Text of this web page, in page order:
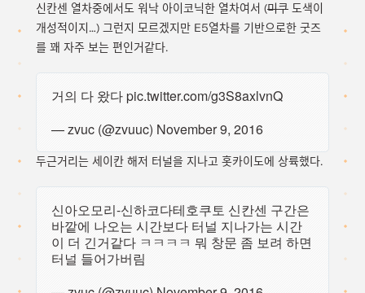
신칸센 열차중에서도 워낙 아이코닉한 열차여서 (미쿠 도색이
개성적이지…) 그런지 모르겠지만 E5열차를 기반으로한 굿즈
를 꽤 자주 보는 편인거같다.
거의 다 왔다pic.twitter.com/g3S8axlvnQ
— zvuc (@zvuuc) November 9, 2016
두근거리는 세이칸 해저 터널을 지나고 홋카이도에 상륙했다.
신아오모리-신하코다테호쿠토 신칸센 구간은
바깥에 나오는 시간보다 터널 지나가는 시간
이 더 긴거같다 ㅋㅋㅋㅋ 뭐 창문 좀 보려 하면
터널 들어가버림